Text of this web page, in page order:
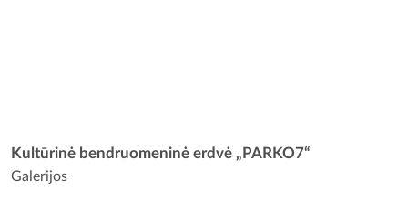
Kultūrinė bendruomeninė erdvė „PARKO7“
Galerijos